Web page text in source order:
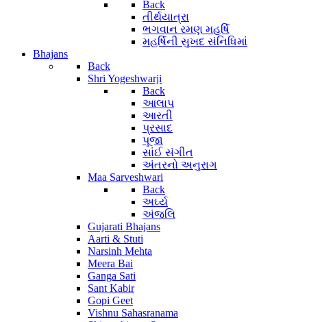
Back
તીર્થયાત્રા
ભગવાન રમણ મહર્ષિ
મહર્ષિની સુખદ સંનિધિમાં
Bhajans
Back
Shri Yogeshwarji
Back
આલાપ
આરતી
પ્રસાદ
પૂજા
સાંઈ સંગીત
અંતરનો અનુરાગ
Maa Sarveshwari
Back
અર્ઘ્ય
અંજલિ
Gujarati Bhajans
Aarti & Stuti
Narsinh Mehta
Meera Bai
Ganga Sati
Sant Kabir
Gopi Geet
Vishnu Sahasranama